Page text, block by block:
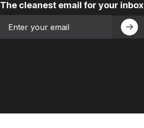
The cleanest email for your inbox